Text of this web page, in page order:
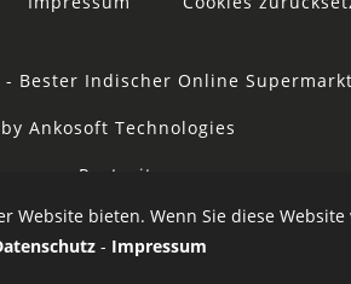
Bester Indischer Online
Ankosoft Technologies
Restacity
bieten. Wenn Sie diese
- Impressum